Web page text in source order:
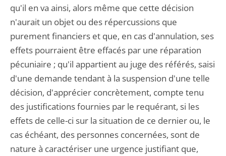
qu'il en va ainsi, alors même que cette décision
n'aurait un objet ou des répercussions que
purement financiers et que, en cas d'annulation, ses
effets pourraient être effacés par une réparation
pécuniaire ; qu'il appartient au juge des référés, saisi
d'une demande tendant à la suspension d'une telle
décision, d'apprécier concrètement, compte tenu
des justifications fournies par le requérant, si les
effets de celle-ci sur la situation de ce dernier ou, le
cas échéant, des personnes concernées, sont de
nature à caractériser une urgence justifiant que,